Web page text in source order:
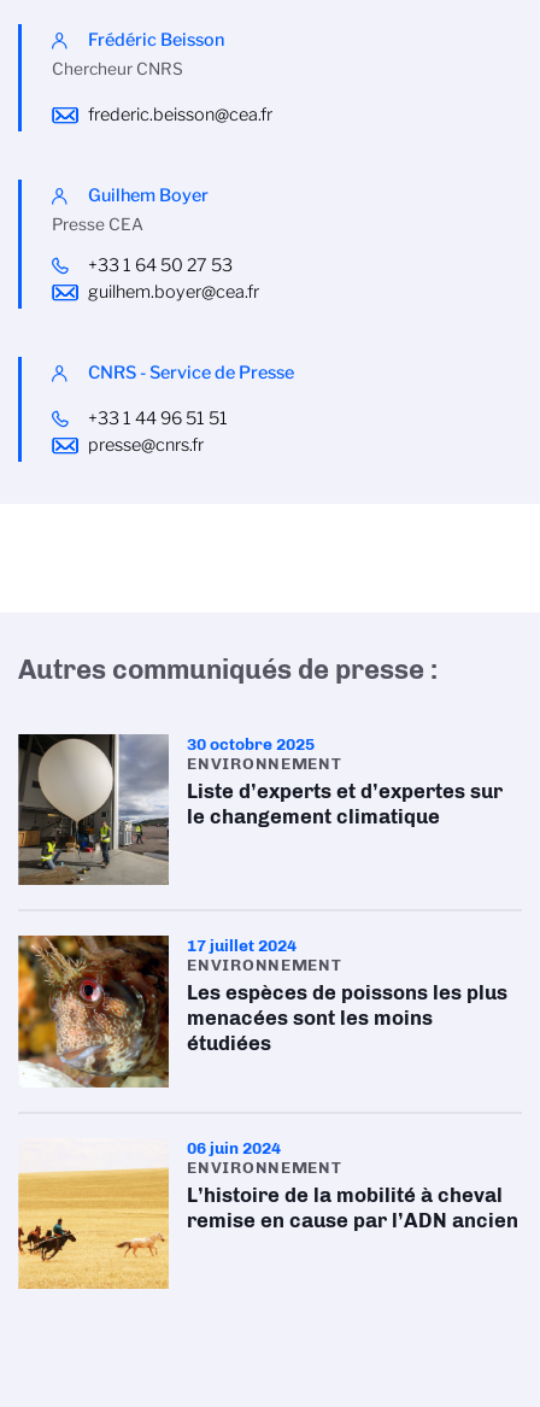
Frédéric Beisson
Chercheur CNRS
frederic.beisson@cea.fr
Guilhem Boyer
Presse CEA
+33 1 64 50 27 53
guilhem.boyer@cea.fr
CNRS - Service de Presse
+33 1 44 96 51 51
presse@cnrs.fr
Autres communiqués de presse :
30 octobre 2025
ENVIRONNEMENT
Liste d’experts et d’expertes sur
le changement climatique
17 juillet 2024
ENVIRONNEMENT
Les espèces de poissons les plus
menacées sont les moins
étudiées
06 juin 2024
ENVIRONNEMENT
L’histoire de la mobilité à cheval
remise en cause par l’ADN ancien